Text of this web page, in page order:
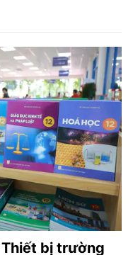
bị trường